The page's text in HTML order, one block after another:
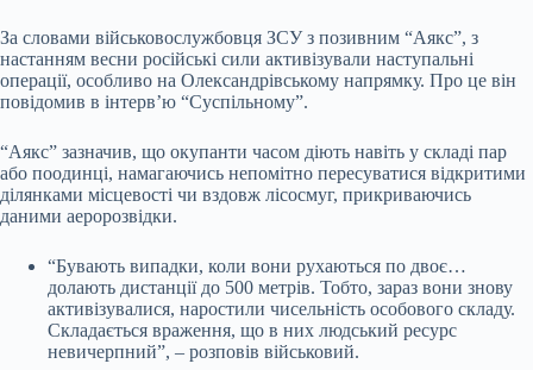
За словами військовослужбовця ЗСУ з позивним “Аякс”, з
настанням весни російські сили активізували наступальні
операції, особливо на Олександрівському напрямку. Про це він
повідомив в інтерв’ю “Суспільному”.
“Аякс” зазначив, що окупанти часом діють навіть у складі пар
або поодинці, намагаючись непомітно пересуватися відкритими
ділянками місцевості чи вздовж лісосмуг, прикриваючись
даними аеророзвідки.
“Бувають випадки, коли вони рухаються по двоє…
долають дистанції до 500 метрів. Тобто, зараз вони знову
активізувалися, наростили чисельність особового складу.
Складається враження, що в них людський ресурс
невичерпний”, – розповів військовий.